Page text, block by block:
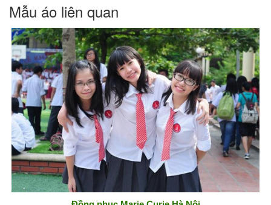
Mẫu áo liên quan